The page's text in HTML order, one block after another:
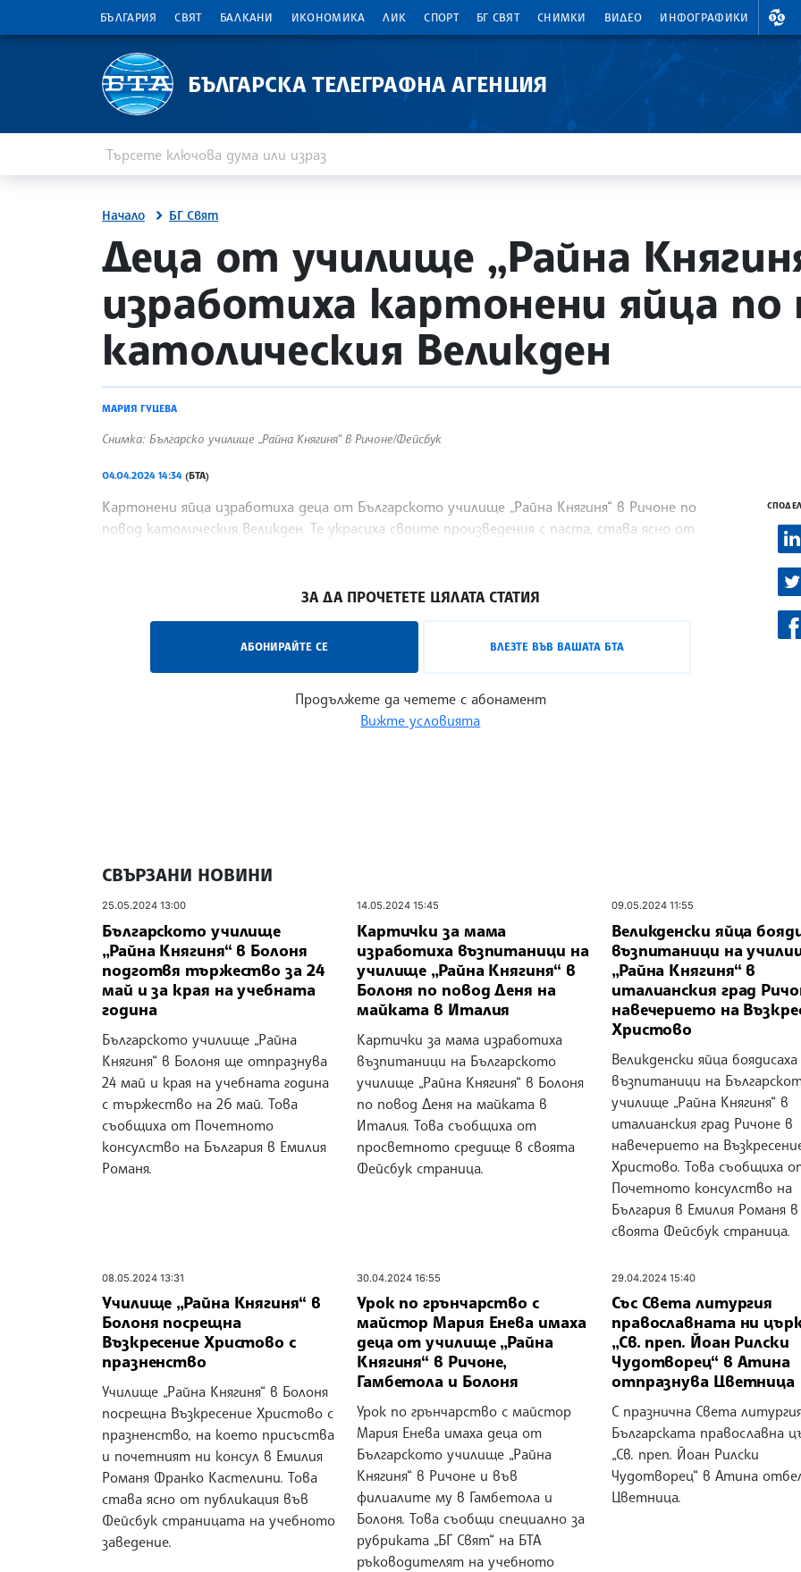
БЪЛГАРИЯ СВЯТ БАЛКАНИ ИКОНОМИКА ЛИК СПОРТ БГ СВЯТ СНИМКИ ВИДЕО ИНФОГРАФИКИ
БЪЛГАРСКА ТЕЛЕГРАФНА АГЕНЦИЯ
Начало БГ Свят
site.bta
Деца от училище „Райна
изработиха картонени яйца по
католическия Великден
МАРИЯ ГУЦЕВА
Снимка: Българско училище „Райна Княгиня“ в Ричоне/Фейсбук
04.04.2024 14:34 (БТА)
Картонени яйца изработиха деца от Българското училище „Райна Княгиня“ в Ричоне по
повод католическия Великден. Те украсиха своите произведения с паста, става ясно от
ЗА ДА ПРОЧЕТЕТЕ ЦЯЛАТА СТАТИЯ
АБОНИРАЙТЕ СЕ ВЛЕЗТЕ ВЪВ ВАШАТА БТА
Продължете да четете с абонамент
Вижте условията
СВЪРЗАНИ НОВИНИ
25.05.2024 13:00
Българското училище
„Райна Княгиня“ в Болоня
подготвя тържество за 24
май и за края на учебната
година
Българското училище „Райна
Княгиня“ в Болоня ще отпразнува
24 май и края на учебната година
с тържество на 26 май. Това
съобщиха от Почетното
консулство на България в Емилия
Романя.
14.05.2024 15:45
Картички за мама
изработиха възпитаници на
училище „Райна Княгиня“ в
Болоня по повод Деня на
майката в Италия
Картички за мама изработиха
възпитаници на Българското
училище „Райна Княгиня“ в Болоня
по повод Деня на майката в
Италия. Това съобщиха от
просветното средище в своята
Фейсбук страница.
09.05.2024 11:55
Великденски яйца
възпитаници на
„Райна Княгиня“ в
италианския град
навечерието на
Христово
Великденски яйца боядисаха
възпитаници на
училище „Райна Княгиня“ в
италианския град Ричоне в
навечерието на
Христово. Това съобщиха
Почетното консулство на
България в Емилия Романя в
своята Фейсбук страница.
08.05.2024 13:31
Училище „Райна Княгиня“ в
Болоня посрещна
Възкресение Христово с
празненство
Училище „Райна Княгиня“ в Болоня
посрещна Възкресение Христово с
празненство, на което присъства
и почетният ни консул в Емилия
Романя Франко Кастелини. Това
става ясно от публикация във
Фейсбук страницата на учебното
заведение.
30.04.2024 16:55
Урок по грънчарство с
майстор Мария Енева имаха
деца от училище „Райна
Княгиня“ в Ричоне,
Гамбетола и Болоня
Урок по грънчарство с майстор
Мария Енева имаха деца от
Българското училище „Райна
Княгиня“ в Ричоне и във
филиалите му в Гамбетола и
Болоня. Това съобщи специално за
рубриката „БГ Свят“ на БТА
ръководителят на учебното
29.04.2024 15:40
Със Света литургия
православната ни
„Св. преп. Йоан Рилски
Чудотворец“ в Атина
отпразнува Цветница
С празнична Света
Българската православна
„Св. преп. Йоан Рилски
Чудотворец“ в Атина
Цветница.